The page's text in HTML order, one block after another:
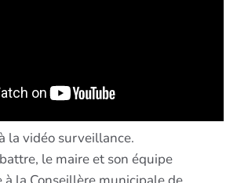
la vidéo surveillance.
le maire et son équipe